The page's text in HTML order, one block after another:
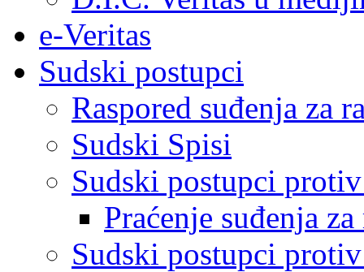
e-Veritas
Sudski postupci
Raspored suđenja za
Sudski Spisi
Sudski postupci
Praćenje suđenja
Sudski postupci